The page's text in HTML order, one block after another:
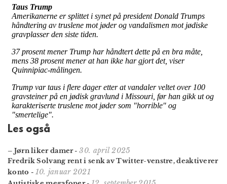
Les også
– Jørn liker damer-30. april 2025
Fredrik Solvang rent i senk av Twitter-venstre, deaktiverer
konto - 10. januar 2021